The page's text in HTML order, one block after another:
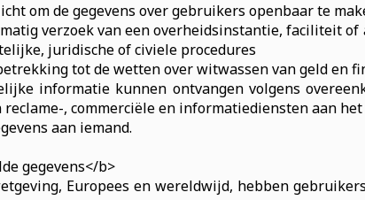
om de gegevens over gebruikers openbaar te
verzoek van een overheidsinstantie, faciliteit
juridische of civiele procedures
tot de wetten over witwassen van geld en
informatie kunnen ontvangen volgens
, commerciële en informatiediensten aan
aan iemand.
gegevens</b>
Europees en wereldwijd, hebben